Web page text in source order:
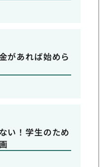
があれば始めら
い！学生のため